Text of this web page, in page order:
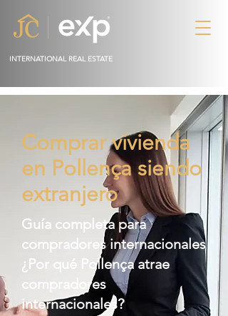
INTERNATIONAL REAL ESTATE
Comprar vivienda
en Pollença siendo
extranjero
Guía completa para
compradores internacionales
¿Por qué Pollença atrae
compradores
internacionales?